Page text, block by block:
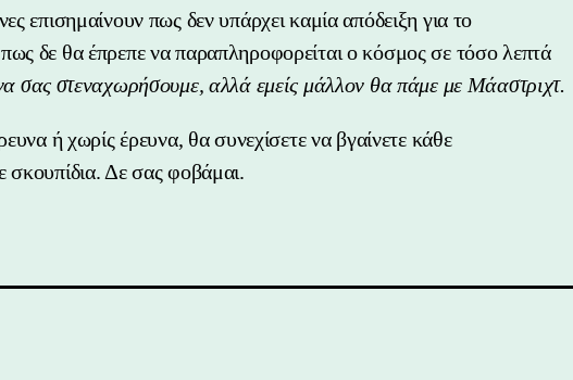
επισημαίνουν πως δεν υπάρχει καμία απόδειξη για το
δε θα έπρεπε να παραπληροφορείται ο κόσμος σε τόσο λεπτά
σας στεναχωρήσουμε, αλλά εμείς μάλλον θα πάμε με Μάαστριχτ.
ή χωρίς έρευνα, θα συνεχίσετε να βγαίνετε κάθε
σκουπίδια. Δε σας φοβάμαι.